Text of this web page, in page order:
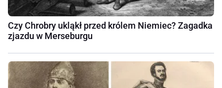
Czy Chrobry ukląkł przed królem Niemiec? Zagadka
zjazdu w Merseburgu